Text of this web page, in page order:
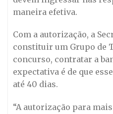
maneira efetiva.
Com a autorização, a
constituir um Grupo de
concurso, contratar a
expectativa é de que
até 40 dias.
“A autorização para